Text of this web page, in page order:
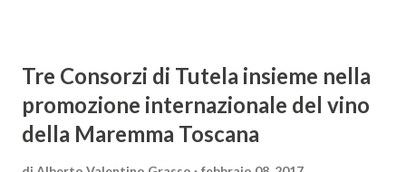
Tre Consorzi di Tutela insieme nella
promozione internazionale del vino
della Maremma Toscana